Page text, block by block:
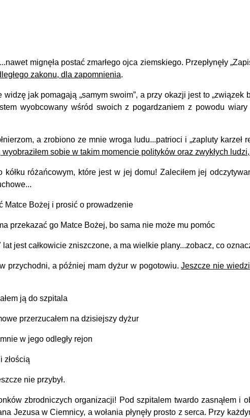
mignęła postać zmarłego ojca ziemskiego. Przepłynęły
zakonu, dla zapomnienia.
jak pomagają „samym swoim”, a przy okazji jest to „związek
wyobcowany wśród swoich z pogardzaniem z powodu
a zrobiono ze mnie wroga ludu...patrioci i „zapluty karzeł
wyobraziłem sobie w takim momencie polityków oraz zwykłych
różańcowym, które jest w jej domu! Zaleciłem jej
Matce Bożej i prosić o prowadzenie
przekazać go Matce Bożej, bo sama nie może mu pomóc
jest całkowicie zniszczone, a ma wielkie plany...zobacz, co
a później mam dyżur w pogotowiu.Jeszcze nie
ją do szpitala
przerzucałem na dzisiejszy dyżur
w jego odległy rejon
pacjentów z kłótniami i złością
nie przybył.
zbrodniczych organizacji! Pod szpitalem twardo zasnąłem i
Jezusa w Ciemnicy, a wołania płynęły prosto z serca. Przy